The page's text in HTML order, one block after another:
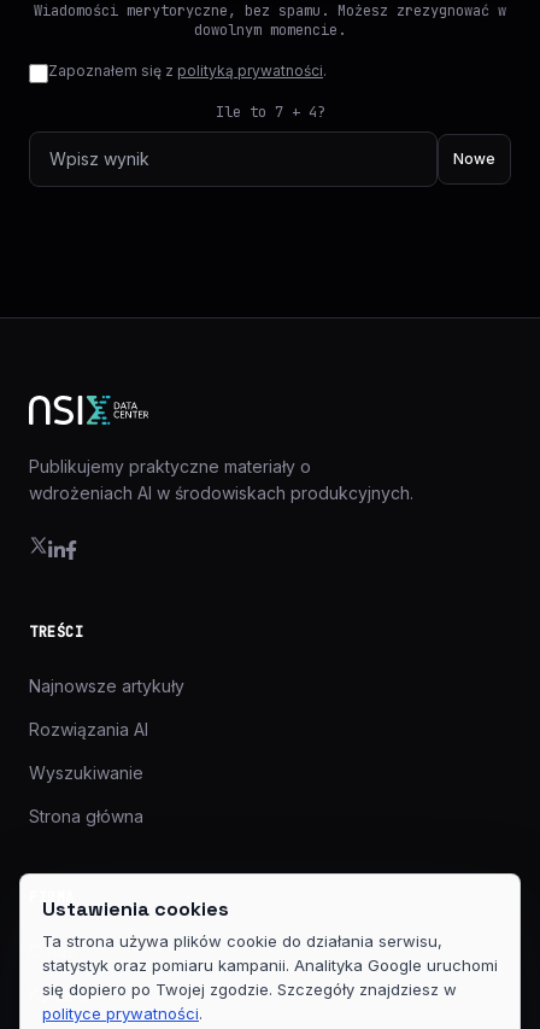
Wiadomości merytoryczne, bez spamu. Możesz zrezygnować w
dowolnym momencie.
Zapoznałem się z polityką prywatności.
Ile to 7 + 4?
Nowe
Publikujemy praktyczne materiały o
wdrożeniach AI w środowiskach produkcyjnych.
TREŚCI
Najnowsze artykuły
Rozwiązania AI
Wyszukiwanie
Strona główna
O nas
Kontakt
Ustawienia cookies
Ta strona używa plików cookie do działania serwisu,
statystyk oraz pomiaru kampanii. Analityka Google uruchomi
się dopiero po Twojej zgodzie. Szczegóły znajdziesz w
polityce prywatności.